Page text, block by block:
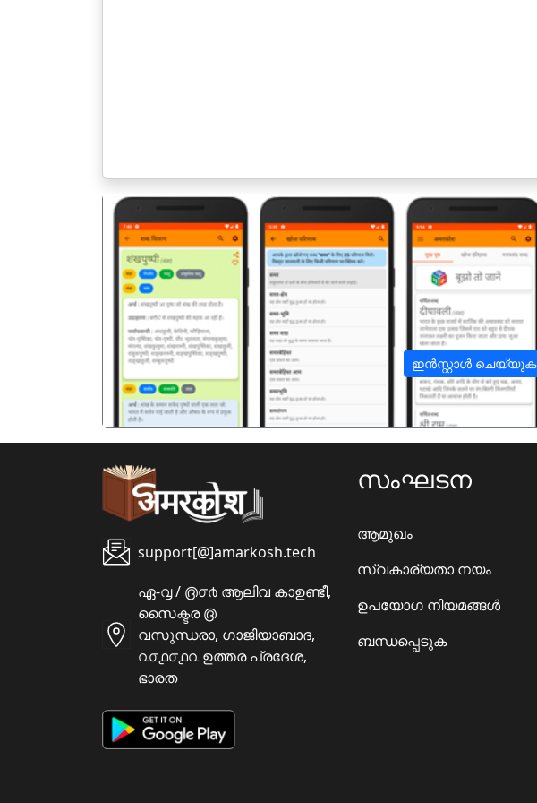
ഇൻസ്റ്റാൾ ചെയ്യുക
पिछला
support[@]amarkosh.tech
ഏ-൮ / ൫൦൪ ആലിവ കാഉണ്ടീ,
സൈക്ടര ൫
വസുന്ധരാ, ഗാജിയാബാദ,
൨൦൧൦൧൨ ഉത്തര പ്രദേശ,
ഭാരത
സംഘടന
ആമുഖം
സ്വകാര്യതാ നയം
ഉപയോഗ നിയമങ്ങൾ
ബന്ധപ്പെടുക